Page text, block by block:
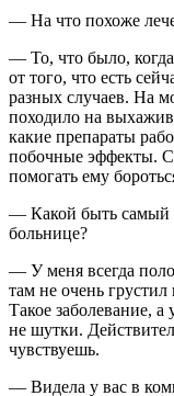
— На что похоже
— То, что было, когда
от того, что есть
разных случаев. На
походило на
какие препараты
побочные эффекты.
помогать ему
— Какой быть самый
больнице?
— У меня всегда
там не очень
Такое заболевание, а
не шутки.
чувствуешь.
— Видела у вас в